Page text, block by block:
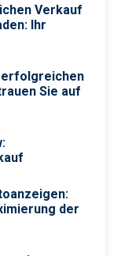
Verkauf
Ihr
Sie auf
der